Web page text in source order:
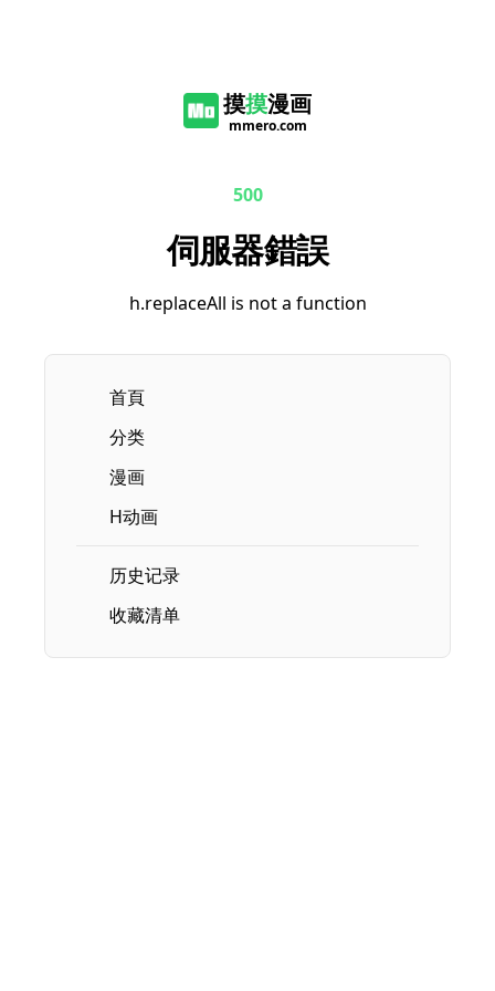
摸摸漫画
mmero.com
500
伺服器錯誤
h.replaceAll is not a function
首頁
分类
漫画
H动画
历史记录
收藏清单